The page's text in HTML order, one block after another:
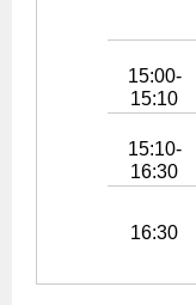
15:00-
15:10
15:10-
16:30
16:30